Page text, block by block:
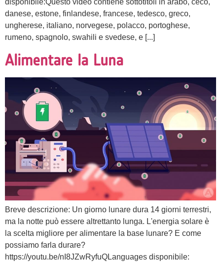
disponibile:Questo video contiene sottotitoli in arabo, ceco,
danese, estone, finlandese, francese, tedesco, greco,
ungherese, italiano, norvegese, polacco, portoghese,
rumeno, spagnolo, swahili e svedese, e [...]
Alimentare la Luna
Breve descrizione: Un giorno lunare dura 14 giorni terrestri,
ma la notte può essere altrettanto lunga. L'energia solare è
la scelta migliore per alimentare la base lunare? E come
possiamo farla durare?
https://youtu.be/nI8JZwRyfuQLanguages disponibile: